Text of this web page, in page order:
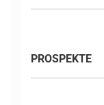
PROSPEKTE